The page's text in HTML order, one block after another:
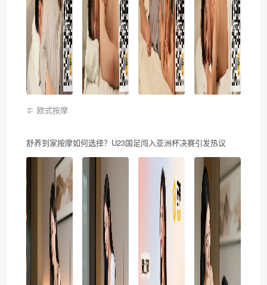
欧式按摩
舒养到家按摩如何选择？U23国足闯入亚洲杯决赛引发热议